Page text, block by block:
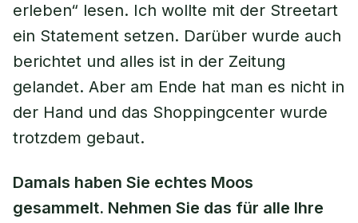
erleben“ lesen. Ich wollte mit der Streetart
ein Statement setzen. Darüber wurde auch
berichtet und alles ist in der Zeitung
gelandet. Aber am Ende hat man es nicht in
der Hand und das Shoppingcenter wurde
trotzdem gebaut.
Damals haben Sie echtes Moos
gesammelt. Nehmen Sie das für alle Ihre